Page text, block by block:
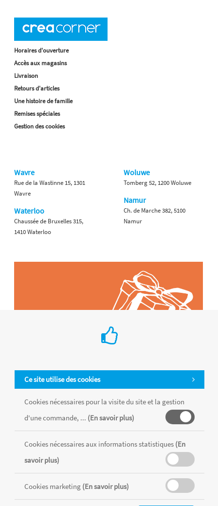
Ce site utilise des cookies
Cookies nécessaires pour la visite du site et la gestion
d'une commande, ... (En savoir plus)
Cookies nécessaires aux informations statistiques (En
savoir plus)
Cookies marketing (En savoir plus)
Horaires d'ouverture
Accès aux magasins
Livraison
Retours d'articles
Une histoire de famille
Remises spéciales
Gestion des cookies
Wavre
Rue de la Wastinne 15, 1301
Wavre
Waterloo
Chaussée de Bruxelles 315,
1410 Waterloo
Woluwe
Tomberg 52, 1200 Woluwe
Namur
Ch. de Marche 382, 5100
Namur
Tous les produits sont vendus dans la limite des stocks disponibles de
chaque magasin, toutes taxes comprises.
CONDITIONS GÉNÉRALES
RÉALISÉ AVEC MERCATOR
CMS